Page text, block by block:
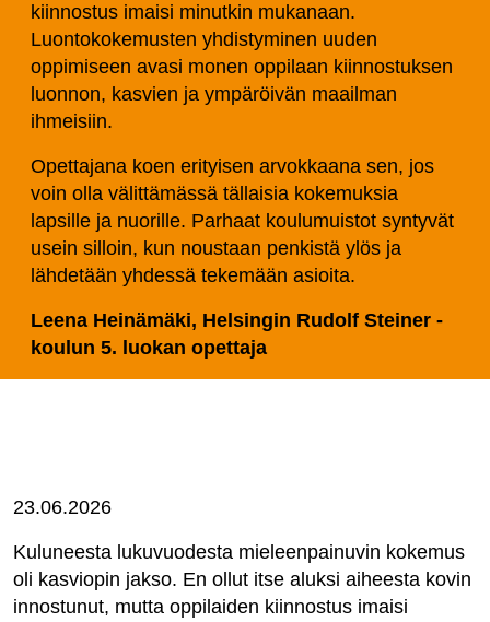
kiinnostus imaisi minutkin mukanaan.
Luontokokemusten yhdistyminen uuden
oppimiseen avasi monen oppilaan kiinnostuksen
luonnon, kasvien ja ympäröivän maailman
ihmeisiin.
Opettajana koen erityisen arvokkaana sen, jos
voin olla välittämässä tällaisia kokemuksia
lapsille ja nuorille. Parhaat koulumuistot syntyvät
usein silloin, kun noustaan penkistä ylös ja
lähdetään yhdessä tekemään asioita.
Leena Heinämäki, Helsingin Rudolf Steiner -
koulun 5. luokan opettaja
23.06.2026
Kuluneesta lukuvuodesta mieleenpainuvin kokemus
oli kasviopin jakso. En ollut itse aluksi aiheesta kovin
innostunut, mutta oppilaiden kiinnostus imaisi